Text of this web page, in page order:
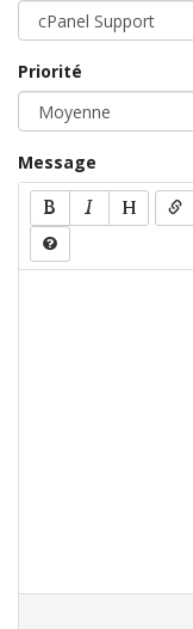
Priorité
Message